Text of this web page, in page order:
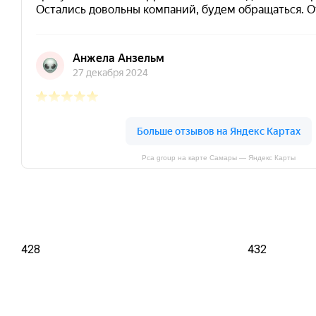
Pca group на карте Самары — Яндекс Карты
428 432